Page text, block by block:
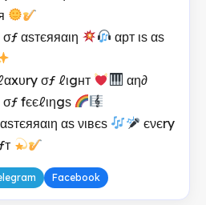
σƒ αѕтєяяαιη
αрт ιѕ αѕ
σƒ ℓιgнт
αη∂
σƒ fєєℓιηgѕ
αѕ νιвєѕ
єνєry
Facebook